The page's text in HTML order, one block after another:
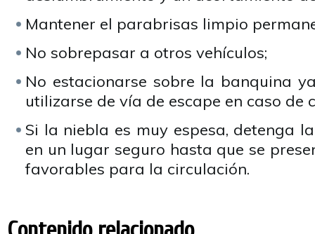
Mantener el parabrisas limpio
No sobrepasar a otros vehículos;
No estacionarse sobre la banquina
utilizarse de vía de escape en caso de
Si la niebla es muy espesa, detenga
en un lugar seguro hasta que se
favorables para la circulación.